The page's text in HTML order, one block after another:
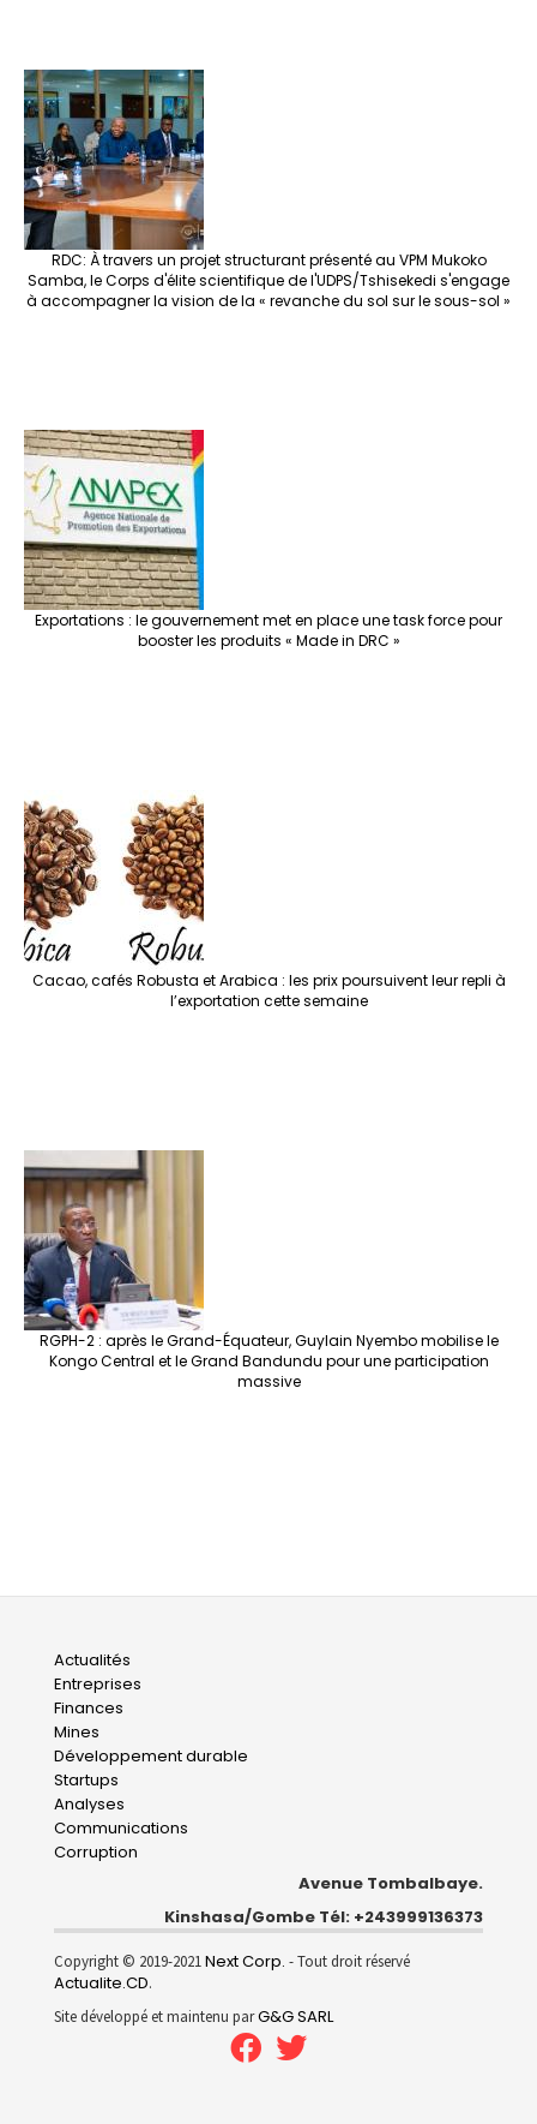
RDC: À travers un projet structurant présenté au VPM Mukoko
Samba, le Corps d'élite scientifique de l'UDPS/Tshisekedi s'engage
à accompagner la vision de la « revanche du sol sur le sous-sol »
Exportations : le gouvernement met en place une task force pour
booster les produits « Made in DRC »
Cacao, cafés Robusta et Arabica : les prix poursuivent leur repli à
l’exportation cette semaine
RGPH-2 : après le Grand-Équateur, Guylain Nyembo mobilise le
Kongo Central et le Grand Bandundu pour une participation
massive
Main
navigation
Actualités
Entreprises
Finances
Mines
Développement durable
Startups
Analyses
Communications
Corruption
Avenue Tombalbaye.
Kinshasa/Gombe Tél: +243999136373
Copyright © 2019-2021Next Corp. - Tout droit réservé
Actualite.CD.
Site développé et maintenu parG&G SARL